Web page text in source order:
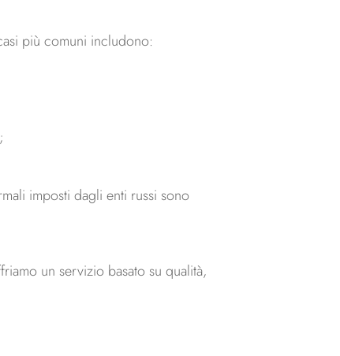
più comuni includono:
imposti dagli enti russi sono
un servizio basato su qualità,